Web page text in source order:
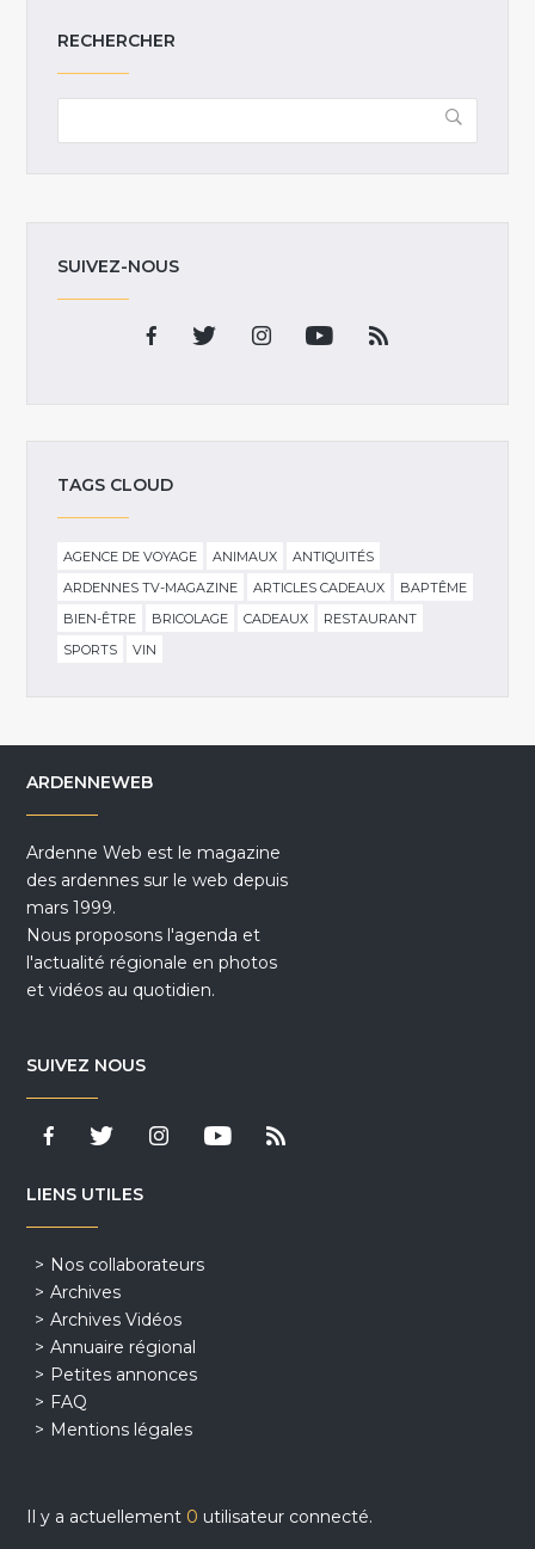
RECHERCHER
SUIVEZ-NOUS
TAGS CLOUD
AGENCE DE VOYAGE ANIMAUX
ANTIQUITÉS
ARDENNES TV-MAGAZINE
ARTICLES CADEAUX
BAPTÊME
BIEN-ÊTRE
BRICOLAGE CADEAUX
RESTAURANT
SPORTS
VIN
ARDENNEWEB
Ardenne Web est le magazine
des ardennes sur le web depuis
mars 1999.
Nous proposons l'agenda et
l'actualité régionale en photos
et vidéos au quotidien.
SUIVEZ NOUS
LIENS UTILES
Nos collaborateurs
Archives
Archives Vidéos
Annuaire régional
Petites annonces
FAQ
Mentions légales
Il y a actuellement 0 utilisateur connecté.